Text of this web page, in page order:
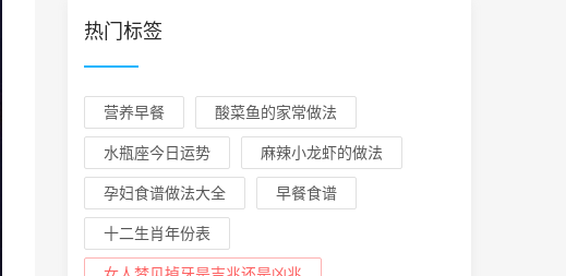
热门标签
营养早餐 酸菜鱼的家常做法
水瓶座今日运势 麻辣小龙虾的做法
孕妇食谱做法大全 早餐食谱
十二生肖年份表